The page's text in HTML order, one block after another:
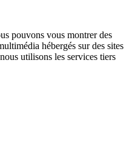
pouvons vous montrer des
hébergés sur des sites
utilisons les services tiers